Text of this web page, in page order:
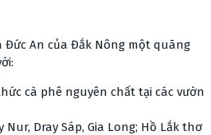
Đức An của Đắk Nông một quãng
cà phê nguyên chất tại các vườn
Dray Sáp, Gia Long; Hồ Lắk thơ